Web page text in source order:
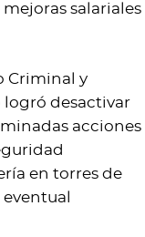
salariales
Criminal y
logró desactivar
acciones
en torres de